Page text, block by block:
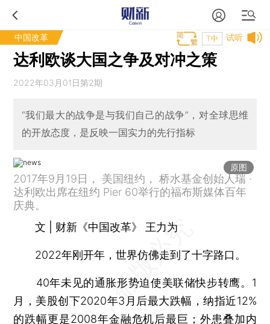
中国改革 试听
T中
达利欧谈大国之争及对冲之策
2022年03月01日第2期
“我们最大的战争是与我们自己的战争”，对全球思维
的开放态度，是反映一国实力的先行指标
原图
2017年9月19日， 美国纽约， 桥水基金创始人瑞 ·
达利欧出席在纽约 Pier 60举行的福布斯媒体百年
庆典。
文 | 财新《中国改革》 王力为
2022年刚开年，世界仿佛走到了十字路口。
40年未见的通胀形势迫使美联储快步转鹰。1
月，美股创下2020年3月后最大跌幅，纳指近12%
的跌幅更是2008年金融危机后最巨；外患叠加内